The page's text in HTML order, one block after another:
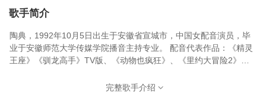
歌手简介
陶典，1992年10月5日出生于安徽省宣城市，中国女配音演员，毕
业于安徽师范大学传媒学院播音主持专业。 配音代表作品：《精灵
王座》《驯龙高手》TV版、《动物也疯狂》、《里约大冒险2》、
《明日方舟》《无期迷途》等。陶典的配音自然清新，干净，甜
完整歌手介绍